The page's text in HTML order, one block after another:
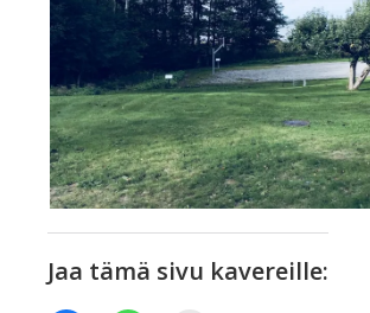
Jaa tämä sivu kavereille: